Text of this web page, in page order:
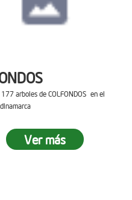
arboles de COLFONDOS en el
Ver más